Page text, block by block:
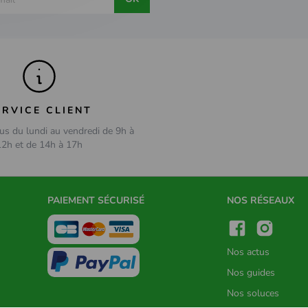
CLIENT
du lundi au vendredi de 9h à
et de 14h à 17h
PAIEMENT SÉCURISÉ NOS RÉSEAUX
Nos actus
Nos guides
Nos soluces